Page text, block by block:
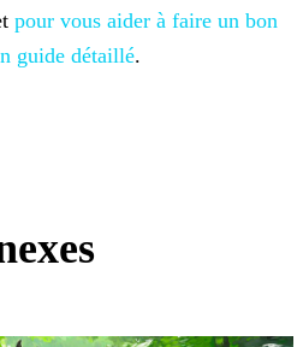
pour vous aider à faire un bon
guide détaillé.